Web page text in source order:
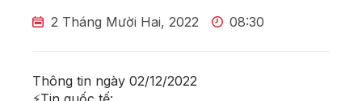
2 Tháng Mười Hai, 2022 08:30
Thông tin ngày 02/12/2022